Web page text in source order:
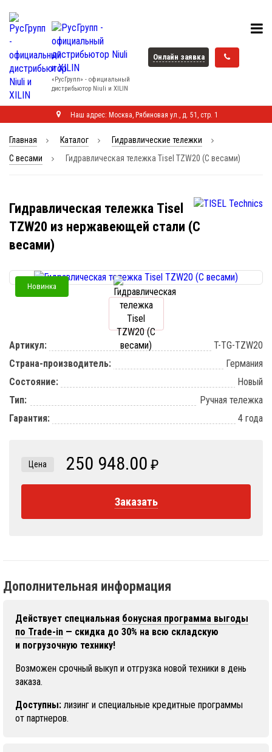
«РусГрупп» - официальный
диcтрибьютор Niuli и XILIN
Онлайн заявка
Наш адрес: Москва, Рябиновая ул., д. 51, стр. 1
Главная Каталог
Гидравлические тележки
С весами
Гидравлическая тележка Tisel TZW20 (С весами)
Гидравлическая тележка Tisel
TZW20 из нержавеющей стали (С
весами)
Новинка
Артикул:
T-TG-TZW20
Страна-производитель:
Германия
Состояние:
Новый
Тип:
Ручная тележка
Гарантия:
4 года
Цена 250 948.00 ₽
Заказать
Дополнительная информация
Действует специальная бонусная программа выгоды
по Trade-in — скидка до 30% на всю складскую
и погрузочную технику!
Возможен срочный выкуп и отгрузка новой техники в день
заказа.
Доступны: лизинг и специальные кредитные программы
от партнеров.